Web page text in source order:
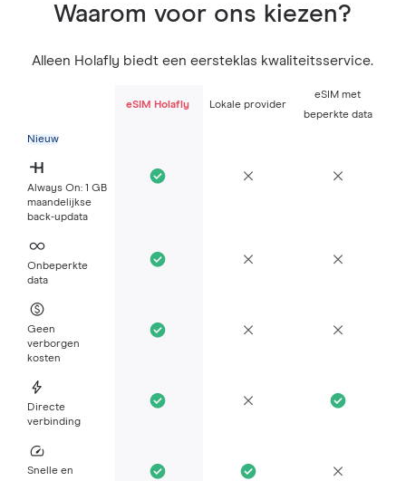
Waarom voor ons kiezen?
Alleen Holafly biedt een eersteklas kwaliteitsservice.
eSIM Holafly Lokale provider
eSIM met
beperkte data
Nieuw
Always On: 1 GB
maandelijkse
back-updata
Onbeperkte
data
Geen
verborgen
kosten
Directe
verbinding
Snelle en